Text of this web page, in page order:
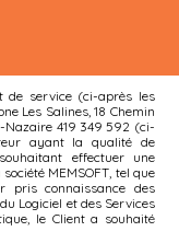
de service (ci-après les
Les Salines, 18 Chemin
Nazaire 419 349 592 (ci-
ayant la qualité de
effectuer une
MEMSOFT, tel que
pris connaissance des
Logiciel et des Services
le Client a souhaité